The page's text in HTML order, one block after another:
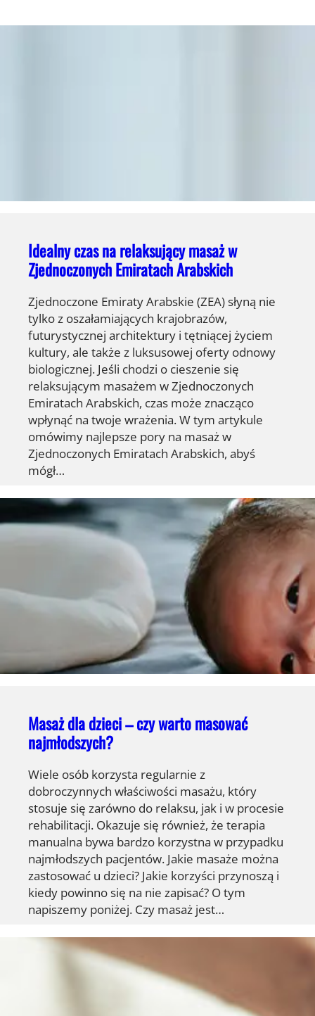
Idealny czas na relaksujący masaż w
Zjednoczonych Emiratach Arabskich
Zjednoczone Emiraty Arabskie (ZEA) słyną nie
tylko z oszałamiających krajobrazów,
futurystycznej architektury i tętniącej życiem
kultury, ale także z luksusowej oferty odnowy
biologicznej. Jeśli chodzi o cieszenie się
relaksującym masażem w Zjednoczonych
Emiratach Arabskich, czas może znacząco
wpłynąć na twoje wrażenia. W tym artykule
omówimy najlepsze pory na masaż w
Zjednoczonych Emiratach Arabskich, abyś
mógł…
Masaż dla dzieci – czy warto masować
najmłodszych?
Wiele osób korzysta regularnie z
dobroczynnych właściwości masażu, który
stosuje się zarówno do relaksu, jak i w procesie
rehabilitacji. Okazuje się również, że terapia
manualna bywa bardzo korzystna w przypadku
najmłodszych pacjentów. Jakie masaże można
zastosować u dzieci? Jakie korzyści przynoszą i
kiedy powinno się na nie zapisać? O tym
napiszemy poniżej. Czy masaż jest…